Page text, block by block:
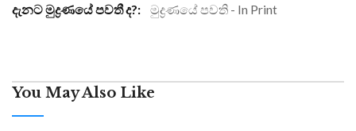
මුද්‍රණයේ පවති - In Print
You May Also Like